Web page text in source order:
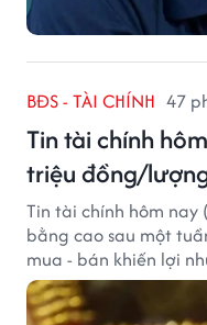
BĐS - TÀI CHÍNH 47
Tin tài chính
triệu đồng/
Tin tài chính hôm
bằng cao sau một
mua - bán khiến lợi
trong khi USD chịu
thất vọng.